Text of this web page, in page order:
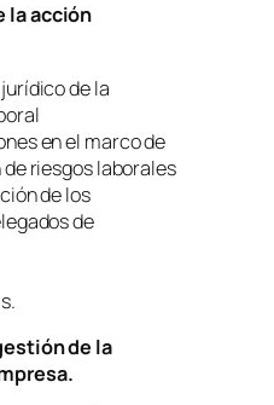
la acción
de la
en el marco de
riesgos laborales
de los
de
de la